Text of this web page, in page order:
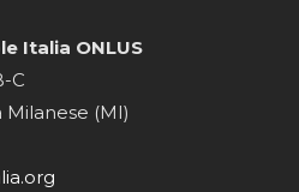
Italia ONLUS
C
(MI)